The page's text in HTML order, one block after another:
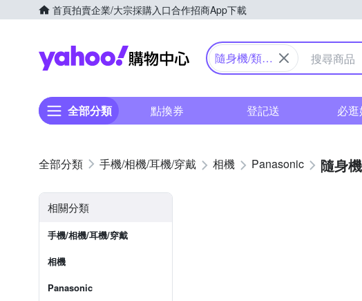
首頁拍賣企業/大宗採購入口合作招商App下載
Yahoo購物中心
隨身機/類單
全部分類 點換券 登記送 必
手機/相機/耳機/穿戴 相機 Panasonic 隨身
相關分類
手機/相機/耳機/穿戴
相機
Panasonic